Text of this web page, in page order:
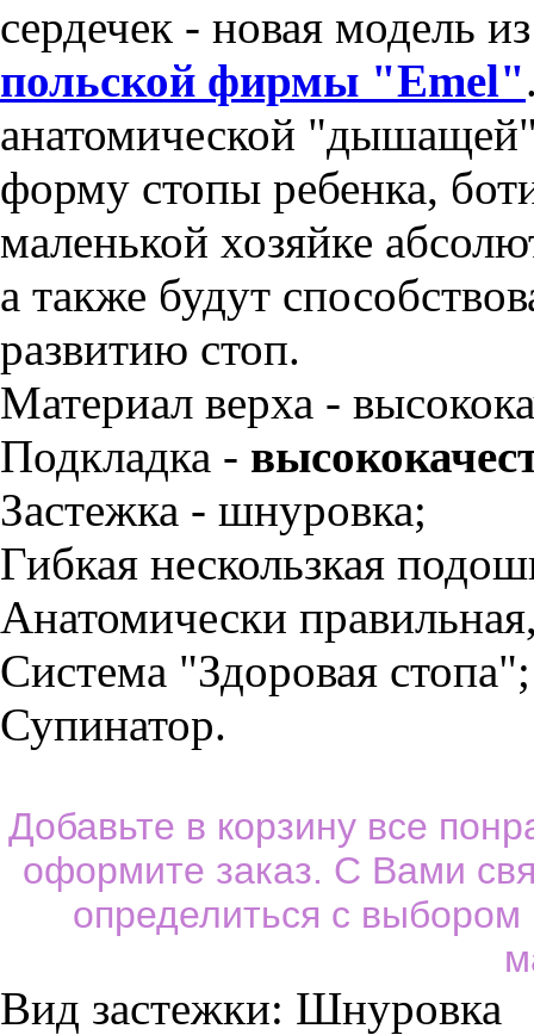
сердечек - новая модель
польской фирмы "Emel"
анатомической
форму стопы ребенка,
маленькой хозяйке
а также будут
развитию стоп.
Материал верха -
Подкладка -
Застежка - шнуровка;
Гибкая нескользкая
Анатомически
Система "Здоровая стопа";
Супинатор.
Добавьте в корзину все
оформите заказ. С Вами
определиться с
Вид застежки: Шнуровка